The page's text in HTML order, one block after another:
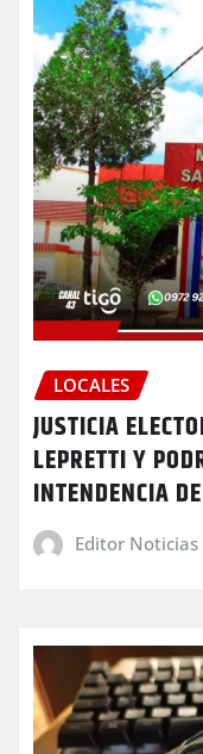
LOCALES
JUSTICIA
LEPRETTI Y
INTENDENCIA
Editor Noticias